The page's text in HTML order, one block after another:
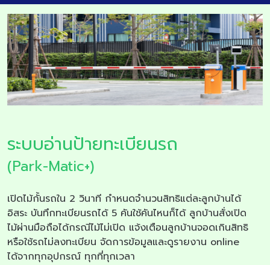
ระบบอ่านป้ายทะเบียนรถ
(Park-Matic+)
เปิดไม้กั้นรถใน 2 วินาที กำหนดจำนวนสิทธิแต่ละลูกบ้านได้
อิสระ บันทึกทะเบียนรถได้ 5 คันใช้คันไหนก็ได้ ลูกบ้านสั่งเปิด
ไม้ผ่านมือถือได้กรณีไม้ไม่เปิด แจ้งเตือนลูกบ้านจอดเกินสิทธิ
หรือใช้รถไม่ลงทะเบียน จัดการข้อมูลและดูรายงาน online
ได้จากทุกอุปกรณ์ ทุกที่ทุกเวลา